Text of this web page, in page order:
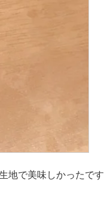
地で美味しかったです